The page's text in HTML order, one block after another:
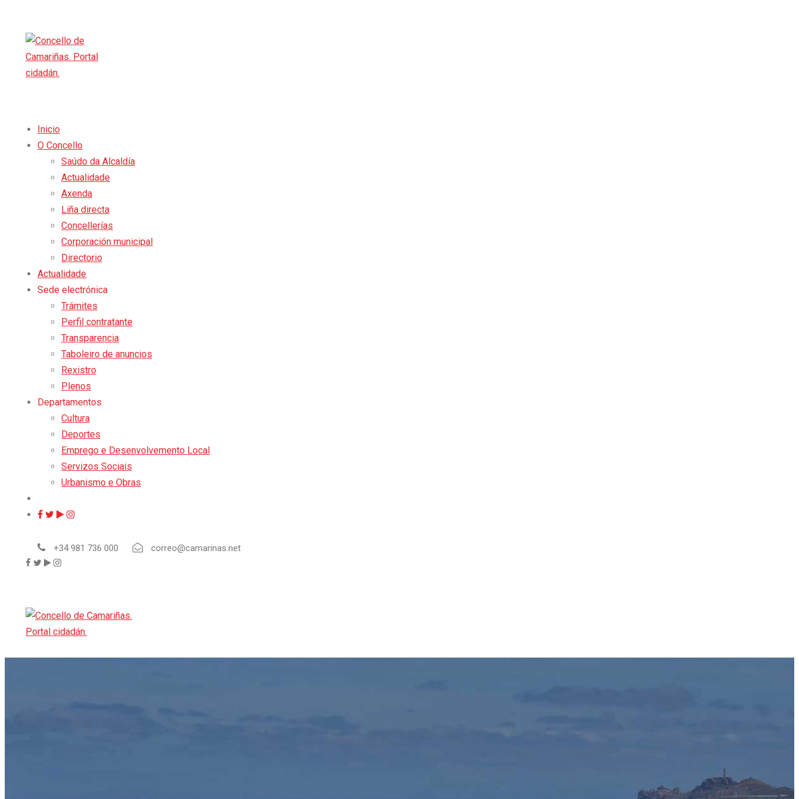
Inicio
O Concello
Saúdo da Alcaldía
Actualidade
Axenda
Liña directa
Concellerías
Corporación municipal
Directorio
Actualidade
Sede electrónica
Trámites
Perfil contratante
Transparencia
Taboleiro de anuncios
Rexistro
Plenos
Departamentos
Cultura
Deportes
Emprego e Desenvolvemento Local
Servizos Sociais
Urbanismo e Obras
+34 981 736 000 correo@camarinas.net